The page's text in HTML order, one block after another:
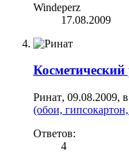
Windeperz
17.08.2009
Ринат, 09.08.2009,
(обои,
Ответов:
4